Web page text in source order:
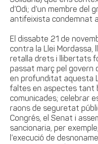
d’Odi; d’un membre del
antifeixista condemnat
El dissabte 21 de
contra la Llei Mordassa,
retalla drets i llibertats
passat març pel govern
en profunditat aquesta
faltes en aspectes tant
comunicades; celebrar
raons de seguretat
Congrés, el Senat i
sancionaria, per
l’execució de